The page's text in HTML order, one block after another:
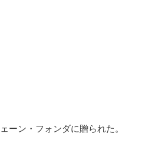
ーン・フォンダに贈られた。